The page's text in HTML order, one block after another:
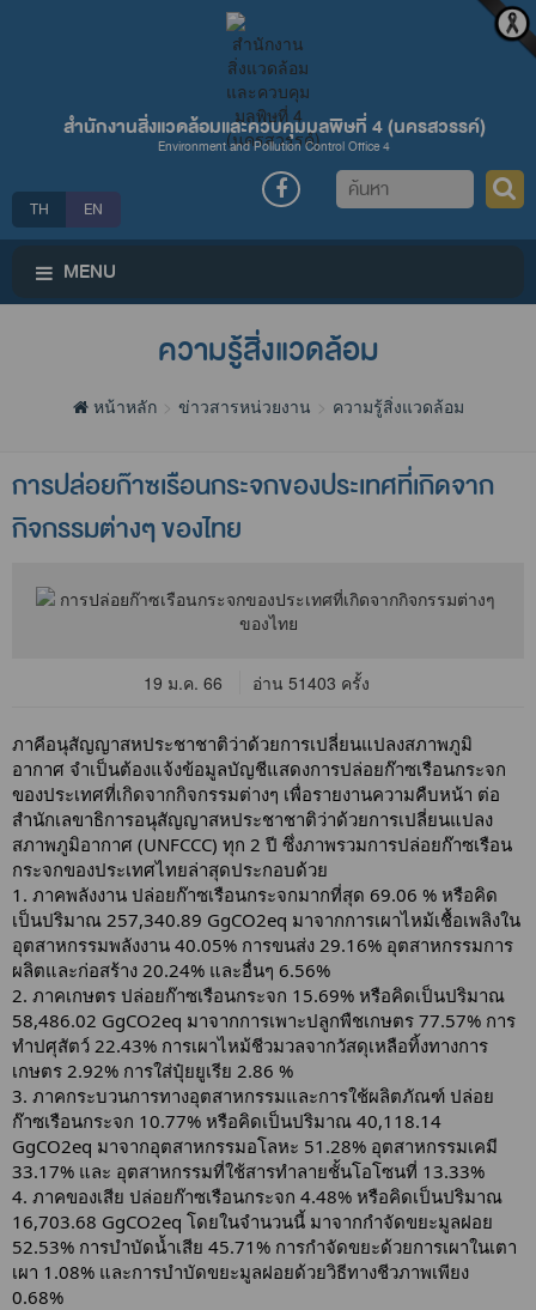
สำนักงานสิ่งแวดล้อมและควบคุมมลพิษที่ 4 (นครสวรรค์)
Environment and Pollution Control Office 4
TH EN
ค้นหา
MENU
ความรู้สิ่งแวดล้อม
หน้าหลัก ข่าวสารหน่วยงาน ความรู้สิ่งแวดล้อม
การปล่อยก๊าซเรือนกระจกของประเทศที่เกิดจาก
กิจกรรมต่างๆ ของไทย
19 ม.ค. 66 อ่าน 51403 ครั้ง
ภาคีอนุสัญญาสหประชาชาติว่าด้วยการเปลี่ยนแปลงสภาพภูมิ
อากาศ จำเป็นต้องแจ้งข้อมูลบัญชีแสดงการปล่อยก๊าซเรือนกระจก
ของประเทศที่เกิดจากกิจกรรมต่างๆ เพื่อรายงานความคืบหน้า ต่อ
สำนักเลขาธิการอนุสัญญาสหประชาชาติว่าด้วยการเปลี่ยนแปลง
สภาพภูมิอากาศ (UNFCCC) ทุก 2 ปี ซึ่งภาพรวมการปล่อยก๊าซเรือน
กระจกของประเทศไทยล่าสุดประกอบด้วย
1. ภาคพลังงาน ปล่อยก๊าซเรือนกระจกมากที่สุด 69.06 % หรือคิด
เป็นปริมาณ 257,340.89 GgCO2eq มาจากการเผาไหม้เชื้อเพลิงใน
อุตสาหกรรมพลังงาน 40.05% การขนส่ง 29.16% อุตสาหกรรมการ
ผลิตและก่อสร้าง 20.24% และอื่นๆ 6.56%
2. ภาคเกษตร ปล่อยก๊าซเรือนกระจก 15.69% หรือคิดเป็นปริมาณ
58,486.02 GgCO2eq มาจากการเพาะปลูกพืชเกษตร 77.57% การ
ทำปศุสัตว์ 22.43% การเผาไหม้ชีวมวลจากวัสดุเหลือทิ้งทางการ
เกษตร 2.92% การใส่ปุ๋ยยูเรีย 2.86 %
3. ภาคกระบวนการทางอุตสาหกรรมและการใช้ผลิตภัณฑ์ ปล่อย
ก๊าซเรือนกระจก 10.77% หรือคิดเป็นปริมาณ 40,118.14
GgCO2eq มาจากอุตสาหกรรมอโลหะ 51.28% อุตสาหกรรมเคมี
33.17% และ อุตสาหกรรมที่ใช้สารทำลายชั้นโอโซนที่ 13.33%
4. ภาคของเสีย ปล่อยก๊าซเรือนกระจก 4.48% หรือคิดเป็นปริมาณ
16,703.68 GgCO2eq โดยในจำนวนนี้ มาจากกำจัดขยะมูลฝอย
52.53% การบำบัดน้ำเสีย 45.71% การกำจัดขยะด้วยการเผาในเตา
เผา 1.08% และการบำบัดขยะมูลฝอยด้วยวิธีทางชีวภาพเพียง
0.68%